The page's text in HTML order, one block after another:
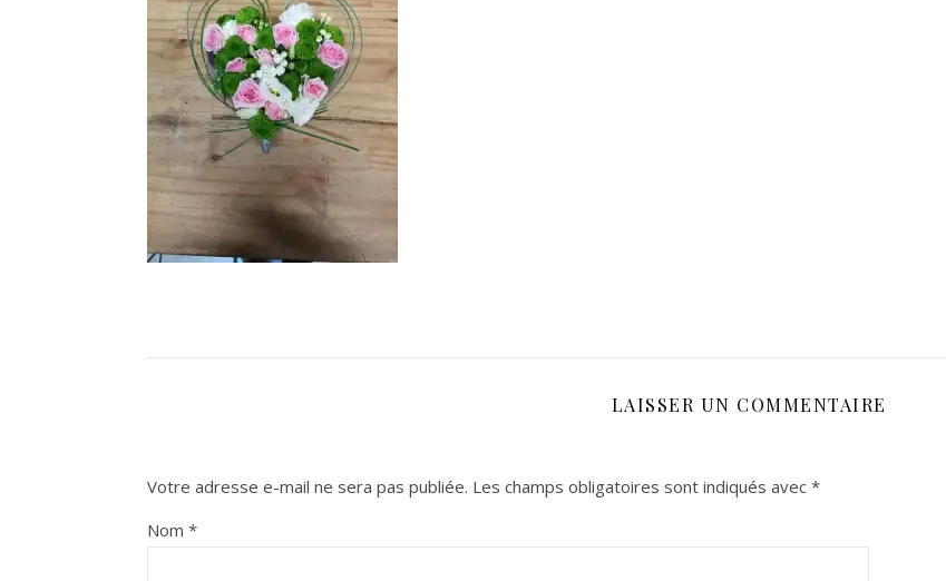
LAISSER UN COMMENTAIRE
Votre adresse e-mail ne sera pas publiée. Les champs obligatoires sont indiqués avec *
Nom *